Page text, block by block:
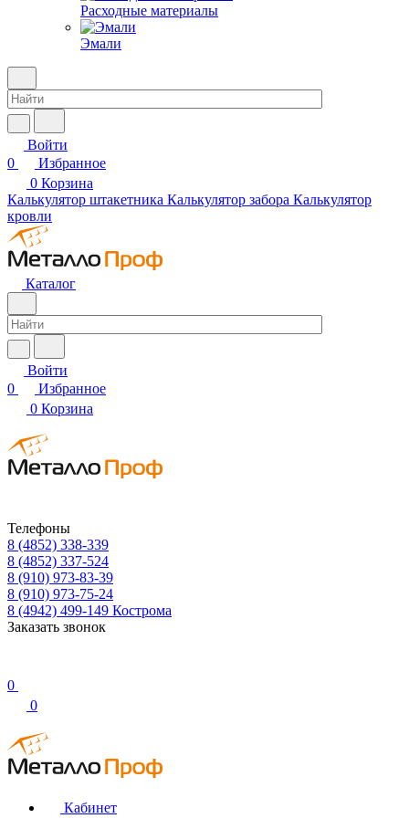
Расходные материалы
Эмали
Войти
0
Избранное
0 Корзина
Калькулятор штакетника Калькулятор забора Калькулятор
кровли
Каталог
Войти
0
Избранное
0 Корзина
Телефоны
8 (4852) 338-339
8 (4852) 337-524
8 (910) 973-83-39
8 (910) 973-75-24
8 (4942) 499-149 Кострома
Заказать звонок
0
0
Кабинет